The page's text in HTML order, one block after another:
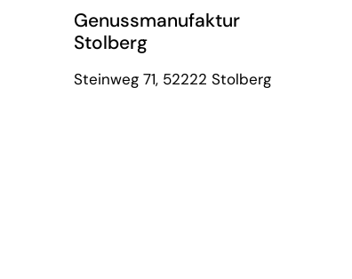
Genussmanufaktur
Stolberg
Steinweg 71, 52222 Stolberg